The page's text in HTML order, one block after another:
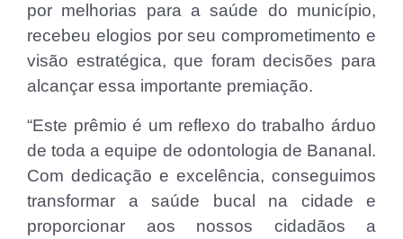
por melhorias para a saúde do município,
recebeu elogios por seu comprometimento e
visão estratégica, que foram decisões para
alcançar essa importante premiação.
“Este prêmio é um reflexo do trabalho árduo
de toda a equipe de odontologia de Bananal.
Com dedicação e excelência, conseguimos
transformar a saúde bucal na cidade e
proporcionar aos nossos cidadãos a